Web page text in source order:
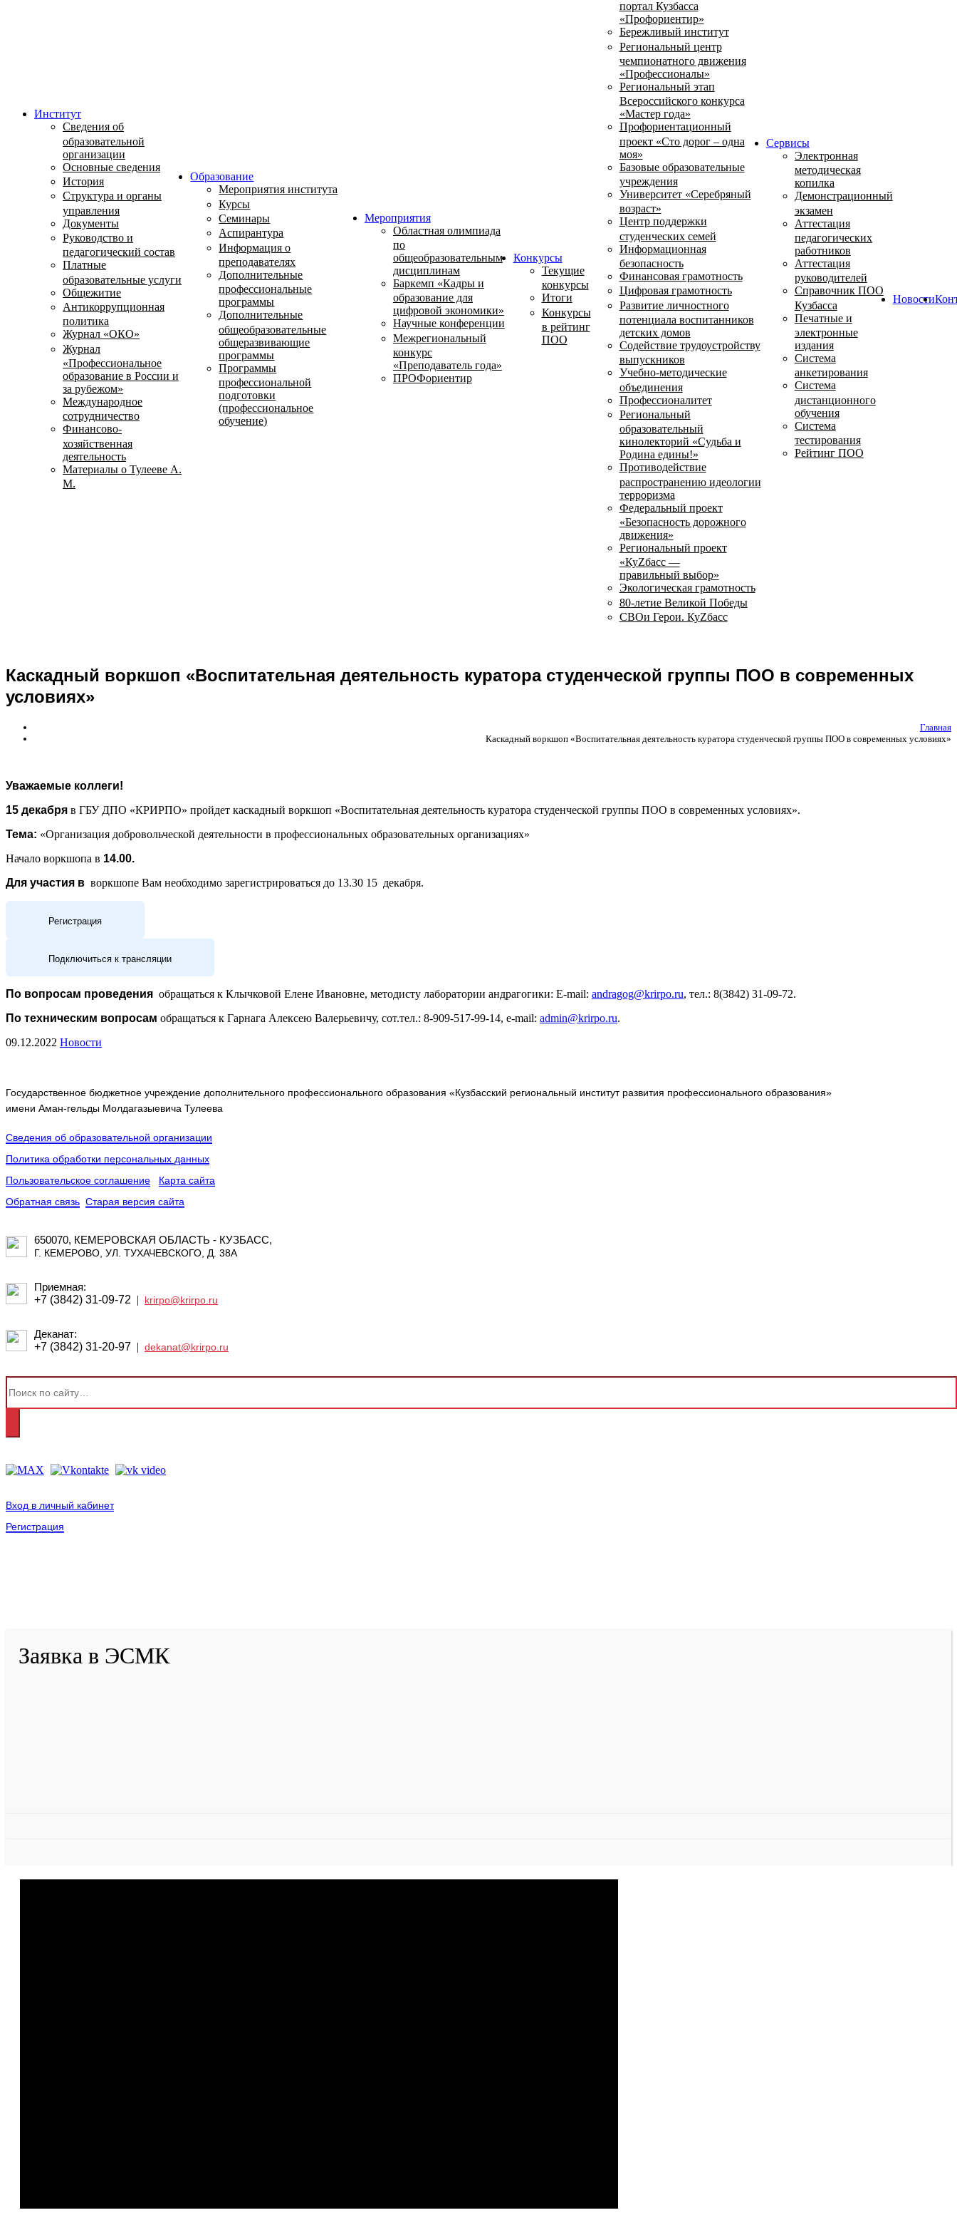
Институт
Сведения об
образовательной
организации
Основные сведения
История
Структура и органы
управления
Документы
Руководство и
педагогический состав
Платные
образовательные услуги
Общежитие
Антикоррупционная
политика
Журнал «ОКО»
Журнал
«Профессиональное
образование в России и
за рубежом»
Международное
сотрудничество
Финансово-
хозяйственная
деятельность
Материалы о Тулееве А.
М.
Образование
Мероприятия института
Курсы
Семинары
Аспирантура
Информация о
преподавателях
Дополнительные
профессиональные
программы
Дополнительные
общеобразовательные
общеразвивающие
программы
Программы
профессиональной
подготовки
(профессиональное
обучение)
Мероприятия
Областная олимпиада
по
общеобразовательным
дисциплинам
Баркемп «Кадры и
образование для
цифровой экономики»
Научные конференции
Межрегиональный
конкурс
«Преподаватель года»
ПРОФориентир
Конкурсы
Текущие
конкурсы
Итоги
Конкурсы
в рейтинг
ПОО
портал Кузбасса
«Профориентир»
Бережливый институт
Региональный центр
чемпионатного движения
«Профессионалы»
Региональный этап
Всероссийского конкурса
«Мастер года»
Профориентационный
проект «Сто дорог – одна
моя»
Базовые образовательные
учреждения
Университет «Серебряный
возраст»
Центр поддержки
студенческих семей
Информационная
безопасность
Финансовая грамотность
Цифровая грамотность
Развитие личностного
потенциала воспитанников
детских домов
Содействие трудоустройству
выпускников
Учебно-методические
объединения
Профессионалитет
Региональный
образовательный
кинолекторий «Судьба и
Родина едины!»
Противодействие
распространению идеологии
терроризма
Федеральный проект
«Безопасность дорожного
движения»
Региональный проект
«КуZбасс —
правильный выбор»
Экологическая грамотность
80-летие Великой Победы
СВОи Герои. КуZбасс
Сервисы
Электронная
методическая
копилка
Демонстрационный
экзамен
Аттестация
педагогических
работников
Аттестация
руководителей
Справочник ПОО
Кузбасса
Печатные и
электронные
издания
Система
анкетирования
Система
дистанционного
обучения
Система
тестирования
Рейтинг ПОО
Новости
Каскадный воркшоп «Воспитательная деятельность куратора студенческой группы ПОО в современных
условиях»
Главная
Каскадный воркшоп «Воспитательная деятельность куратора студенческой группы ПОО в современных условиях»
Уважаемые коллеги!
15 декабря в ГБУ ДПО «КРИРПО» пройдет каскадный воркшоп «Воспитательная деятельность куратора студенческой группы ПОО в современных условиях».
Тема: «Организация добровольческой деятельности в профессиональных образовательных организациях»
Начало воркшопа в 14.00.
Для участия в воркшопе Вам необходимо зарегистрироваться до 13.30 15 декабря.
Регистрация
Подключиться к трансляции
По вопросам проведения обращаться к Клычковой Елене Ивановне, методисту лаборатории андрагогики: E-mail: andragog@krirpo.ru, тел.: 8(3842) 31-09-72.
По техническим вопросам обращаться к Гарнага Алексею Валерьевичу, сот.тел.: 8-909-517-99-14, e-mail: admin@krirpo.ru.
09.12.2022 Новости
Государственное бюджетное учреждение дополнительного профессионального образования «Кузбасский региональный институт развития профессионального образования»
имени Аман-гельды Молдагазыевича Тулеева
Сведения об образовательной организации
Политика обработки персональных данных
Пользовательское соглашение
Карта сайта
Обратная связь Старая версия сайта
650070, КЕМЕРОВСКАЯ ОБЛАСТЬ - КУЗБАСС,
Г. КЕМЕРОВО, УЛ. ТУХАЧЕВСКОГО, Д. 38А
Приемная:
+7 (3842) 31-09-72 | krirpo@krirpo.ru
Деканат:
+7 (3842) 31-20-97 | dekanat@krirpo.ru
Вход в личный кабинет
Регистрация
Заявка в ЭСМК